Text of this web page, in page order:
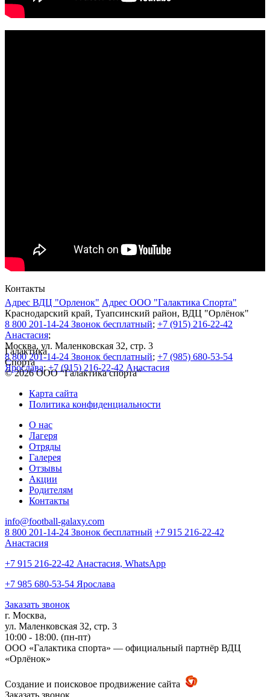
Контакты
Адрес ВДЦ "Орленок" Адрес ООО "Галактика Спорта"
Краснодарский край, Туапсинский район, ВДЦ "Орлёнок"
8 800 201-14-24 Звонок бесплатный; +7 (915) 216-22-42
Анастасия;
Москва, ул. Маленковская 32, стр. 3
8 800 201-14-24 Звонок бесплатный; +7 (985) 680-53-54
Ярослава;+7 (915) 216-22-42 Анастасия
Галактика
Спорта
© 2026 ООО “Галактика спорта”
Карта сайта
Политика конфиденциальности
О нас
Лагеря
Отряды
Галерея
Отзывы
Акции
Родителям
Контакты
info@football-galaxy.com
8 800 201-14-24 Звонок бесплатный +7 915 216-22-42
Анастасия
+7 915 216-22-42 Анастасия, WhatsApp
+7 985 680-53-54 Ярослава
Заказать звонок
г. Москва,
ул. Маленковская 32, стр. 3
10:00 - 18:00. (пн-пт)
ООО «Галактика спорта» — официальный партнёр ВДЦ
«Орлёнок»
Создание и поисковое продвижение сайта
Заказать звонок